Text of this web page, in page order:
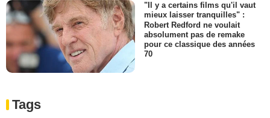
"Il y a certains films qu'il vaut
mieux laisser tranquilles" :
Robert Redford ne voulait
absolument pas de remake
pour ce classique des années
70
Tags